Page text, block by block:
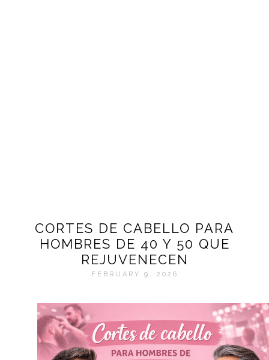
CORTES DE CABELLO PARA
HOMBRES DE 40 Y 50 QUE
REJUVENECEN
FEBRUARY 9, 2026